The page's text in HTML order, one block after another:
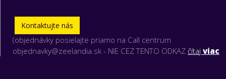
Kontaktujte nás
(objednávky posielajte priamo na Call centrum
objednavky@zeelandia.sk - NIE CEZ TENTO ODKAZ čítaj viac